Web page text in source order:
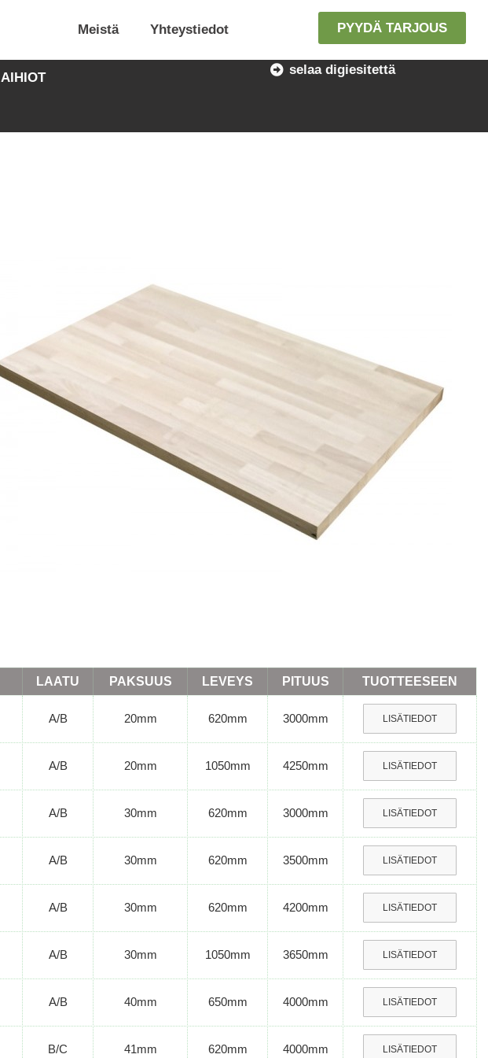
Meistä Yhteystiedot PYYDÄ TARJOUS
selaa digiesitettä
AIHIOT
LAATU PAKSUUS LEVEYS PITUUS TUOTTEESEEN
A/B 20mm 620mm 3000mm LISÄTIEDOT
A/B 20mm 1050mm 4250mm LISÄTIEDOT
A/B 30mm 620mm 3000mm LISÄTIEDOT
A/B 30mm 620mm 3500mm LISÄTIEDOT
A/B 30mm 620mm 4200mm LISÄTIEDOT
A/B 30mm 1050mm 3650mm LISÄTIEDOT
A/B 40mm 650mm 4000mm LISÄTIEDOT
B/C 41mm 620mm 4000mm LISÄTIEDOT